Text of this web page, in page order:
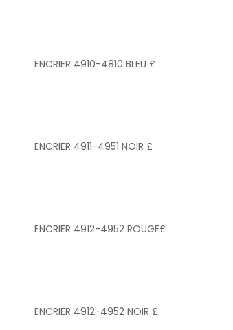
ENCRIER 4910-4810 BLEU £
ENCRIER 4911-4951 NOIR £
ENCRIER 4912-4952 ROUGE£
ENCRIER 4912-4952 NOIR £